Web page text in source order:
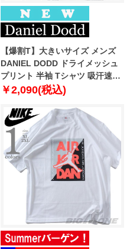
【爆割T】大きいサイズ メンズ
DANIEL DODD ドライメッシュ
プリント 半袖 Tシャツ 吸汗速乾
春夏新作 tjt-2602dry3 【fre】
￥2,090(税込)